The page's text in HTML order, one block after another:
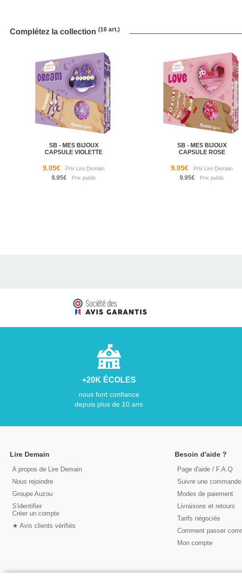
Complétez la collection (16 art.)
SB - MES BIJOUX
CAPSULE VIOLETTE
9.05€
9.95€
SB - MES BIJOUX
CAPSULE ROSE
9.05€
9.95€
+20K ÉCOLES
nous font confiance
depuis plus de 10 ans
Lire Demain
A propos de Lire Demain
Nous rejoindre
Groupe Auzou
S'identifier
Créer un compte
★ Avis clients vérifiés
Besoin d'aide ?
Page d'aide / F.A.Q
Suivre une commande
Modes de paiement
Livraisons et retours
Tarifs négociés
Comment passer
Mon compte